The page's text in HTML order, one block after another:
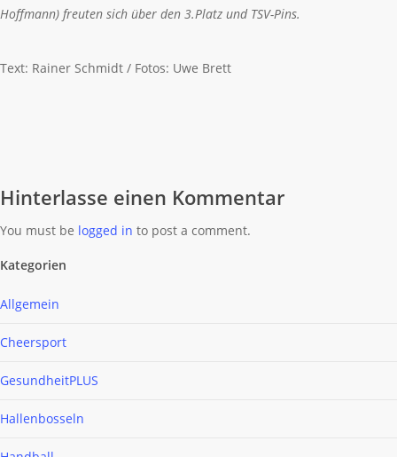
Hoffmann) freuten sich über den 3.Platz und TSV-Pins.
Text: Rainer Schmidt / Fotos: Uwe Brett
Hinterlasse einen Kommentar
You must be logged in to post a comment.
Kategorien
Allgemein
Cheersport
GesundheitPLUS
Hallenbosseln